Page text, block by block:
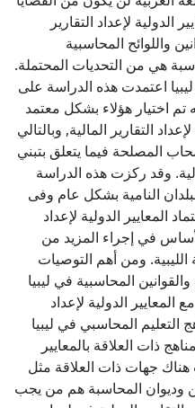
الدولية لإعداد التقارير
واللوائح المحاسبية
هي من التحديات المحتملة.
اعتمدت هذه الدراسة على
اختيار هؤلاء بشكل معتمد
التقارير المالية, وبالتالي
المصلحة فيما يتعلق بتبني
وقد ركزت هذه الدراسة
النامية بشكل عام وفى
المعايير الدولية لإعداد
في إجراء المزيد من
ومن أهم التوصيات
المحاسبية في ليبيا
الدولية لإعداد
التعليم المحاسبي في ليبيا
ذات العلاقة بالمعايير
هناك جهات ذات العلاقة مثل
وديوان المحاسبة هم من يجب